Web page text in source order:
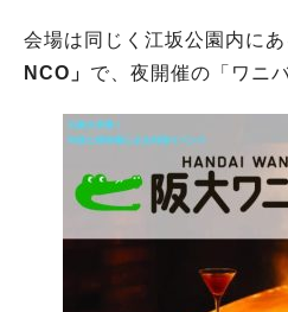
会場は同じく江坂公園内にあ
NCO」 で、夜開催の「ワニ